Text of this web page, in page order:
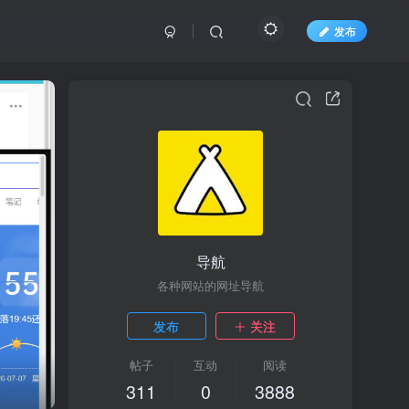
发布
导航
各种网站的网址导航
发布 关注
帖子
311
互动
0
阅读
3888